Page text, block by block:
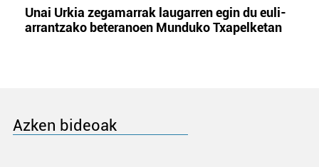
Unai Urkia zegamarrak laugarren egin du euli-
arrantzako beteranoen Munduko Txapelketan
Azken bideoak